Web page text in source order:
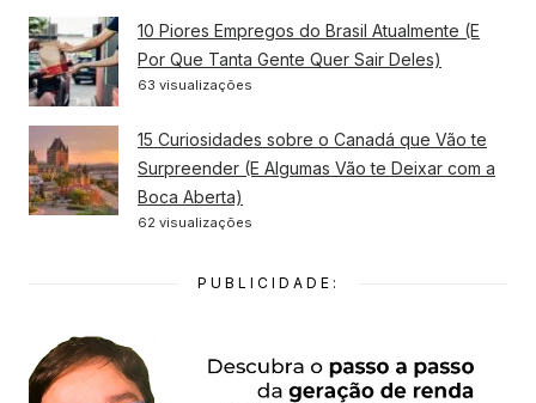
10 Piores Empregos do Brasil Atualmente (E
Por Que Tanta Gente Quer Sair Deles)
63 visualizações
15 Curiosidades sobre o Canadá que Vão te
Surpreender (E Algumas Vão te Deixar com a
Boca Aberta)
62 visualizações
PUBLICIDADE: